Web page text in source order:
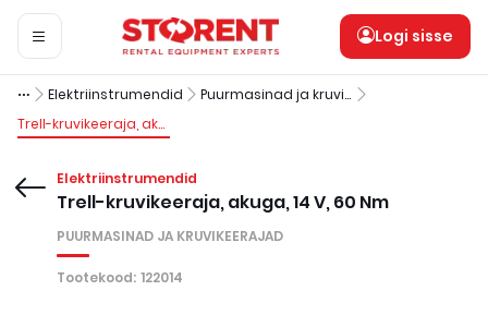
Logi sisse
Elektriinstrumendid
Puurmasinad ja kruvikeerajad
Trell-kruvikeeraja, akuga, 14 V, 60 Nm
Elektriinstrumendid
Trell-kruvikeeraja, akuga, 14 V, 60 Nm
PUURMASINAD JA KRUVIKEERAJAD
Tootekood: 122014